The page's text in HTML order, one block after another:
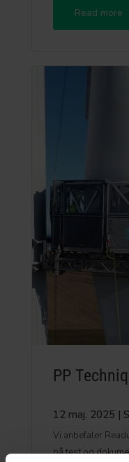
Read more
PP Techniq
12 maj. 2025 |
Vi anbefaler
på test og